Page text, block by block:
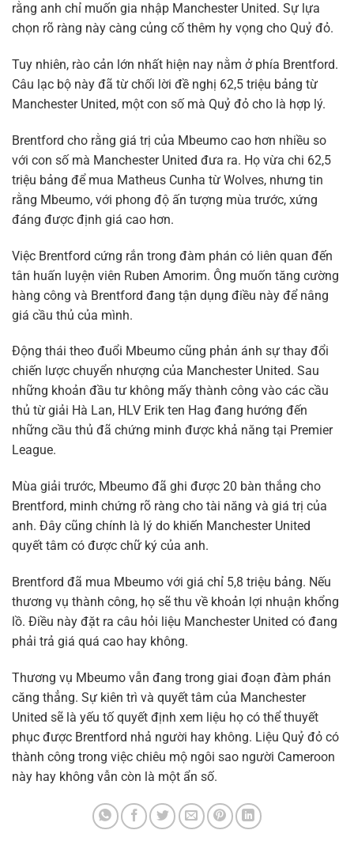
rằng anh chỉ muốn gia nhập Manchester United. Sự lựa
chọn rõ ràng này càng củng cố thêm hy vọng cho Quỷ đỏ.
Tuy nhiên, rào cản lớn nhất hiện nay nằm ở phía Brentford.
Câu lạc bộ này đã từ chối lời đề nghị 62,5 triệu bảng từ
Manchester United, một con số mà Quỷ đỏ cho là hợp lý.
Brentford cho rằng giá trị của Mbeumo cao hơn nhiều so
với con số mà Manchester United đưa ra. Họ vừa chi 62,5
triệu bảng để mua Matheus Cunha từ Wolves, nhưng tin
rằng Mbeumo, với phong độ ấn tượng mùa trước, xứng
đáng được định giá cao hơn.
Việc Brentford cứng rắn trong đàm phán có liên quan đến
tân huấn luyện viên Ruben Amorim. Ông muốn tăng cường
hàng công và Brentford đang tận dụng điều này để nâng
giá cầu thủ của mình.
Động thái theo đuổi Mbeumo cũng phản ánh sự thay đổi
chiến lược chuyển nhượng của Manchester United. Sau
những khoản đầu tư không mấy thành công vào các cầu
thủ từ giải Hà Lan, HLV Erik ten Hag đang hướng đến
những cầu thủ đã chứng minh được khả năng tại Premier
League.
Mùa giải trước, Mbeumo đã ghi được 20 bàn thắng cho
Brentford, minh chứng rõ ràng cho tài năng và giá trị của
anh. Đây cũng chính là lý do khiến Manchester United
quyết tâm có được chữ ký của anh.
Brentford đã mua Mbeumo với giá chỉ 5,8 triệu bảng. Nếu
thương vụ thành công, họ sẽ thu về khoản lợi nhuận khổng
lồ. Điều này đặt ra câu hỏi liệu Manchester United có đang
phải trả giá quá cao hay không.
Thương vụ Mbeumo vẫn đang trong giai đoạn đàm phán
căng thẳng. Sự kiên trì và quyết tâm của Manchester
United sẽ là yếu tố quyết định xem liệu họ có thể thuyết
phục được Brentford nhả người hay không. Liệu Quỷ đỏ có
thành công trong việc chiêu mộ ngôi sao người Cameroon
này hay không vẫn còn là một ẩn số.